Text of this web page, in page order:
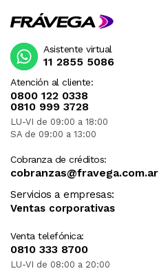
Atención al cliente:
0800 122 0338
0810 999 3728
LU-VI de 09:00 a 18:00
SA de 09:00 a 13:00
Cobranza de créditos:
cobranzas@fravega.com.ar
Servicios a empresas:
Ventas corporativas
Venta telefónica:
0810 333 8700
LU-VI de 08:00 a 20:00
Asistente virtual
11 2855 5086